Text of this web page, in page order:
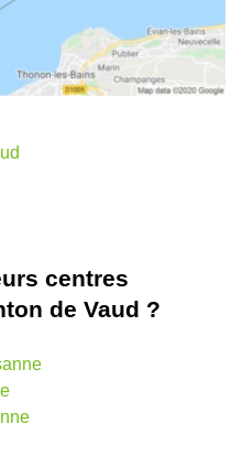
centres
de Vaud ?